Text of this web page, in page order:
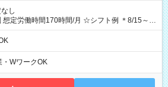
し
時間170時間/月 ☆シフト例 ＊8/15～
：00～12：00 17：00～21：00 ＊8/31
フトもあります！ 12：00～16：00 ＊9/6～
・WワークOK